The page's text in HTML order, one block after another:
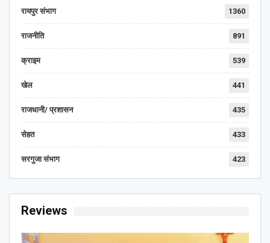
रायपुर संभाग 1360
राजनीति 891
क्राइम 539
खेल 441
राजधानी/ प्रशासन 435
सेहत 433
सरगुजा संभाग 423
Reviews